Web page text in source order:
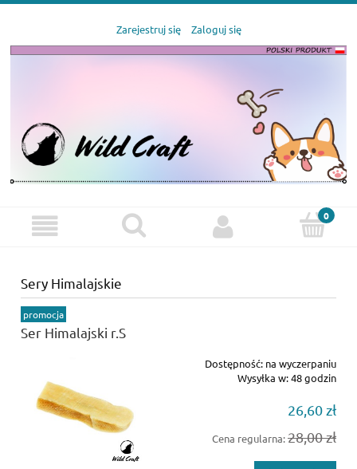
Zarejestruj się Zaloguj się
Sery Himalajskie
Ser Himalajski r.S
Dostępność: na wyczerpaniu
Wysyłka w:48 godzin
26,60 zł
Cena regularna:28,00 zł
promocja